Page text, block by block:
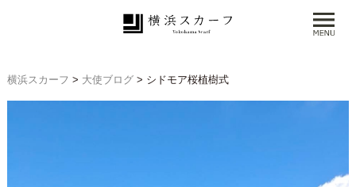
横浜スカーフ > 大使ブログ> シドモア桜植樹式